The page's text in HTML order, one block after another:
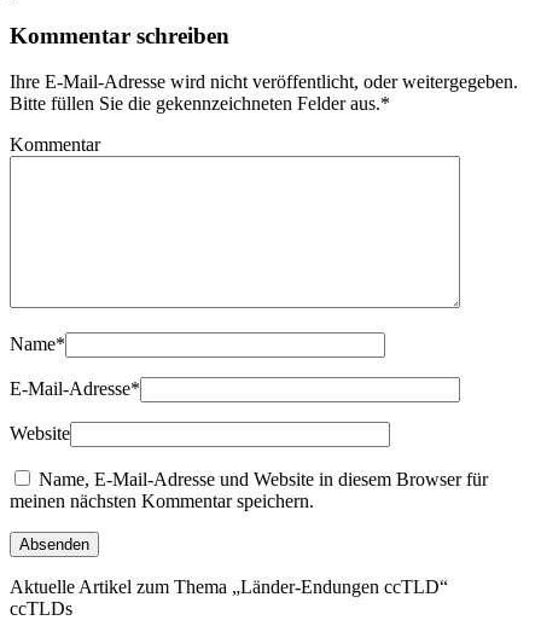
Kommentar schreiben
Ihre E-Mail-Adresse wird nicht veröffentlicht, oder weitergegeben.
Bitte füllen Sie die gekennzeichneten Felder aus.*
Kommentar
Name*
E-Mail-Adresse*
Website
Name, E-Mail-Adresse und Website in diesem Browser für
meinen nächsten Kommentar speichern.
Aktuelle Artikel zum Thema „Länder-Endungen ccTLD“
ccTLDs